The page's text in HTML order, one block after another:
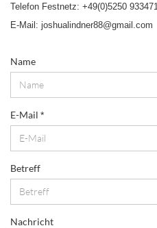
Telefon Festnetz: +49(0)5250 933471
E-Mail: joshualindner88@gmail.com
KONTAKT
Name
E-Mail
Betreff
Nachricht